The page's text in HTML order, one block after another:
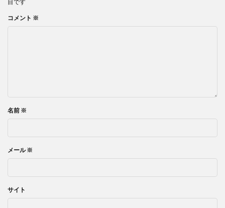
目です
コメント ※
名前 ※
メール※
サイト